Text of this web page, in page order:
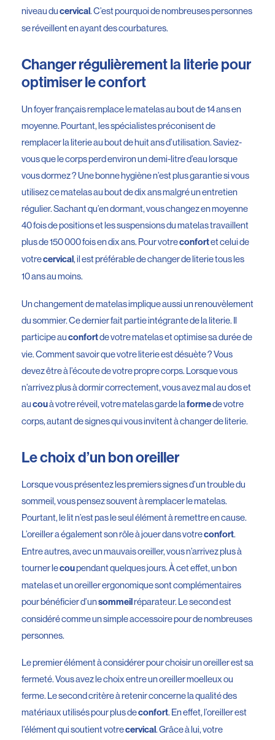
niveau ducervical. C’est pourquoi de nombreuses personnes
se réveillent en ayant des courbatures.
Changer régulièrement la literie pour
optimiser le confort
Un foyer français remplace le matelas au bout de 14 ans en
moyenne. Pourtant, les spécialistes préconisent de
remplacer la literie au bout de huit ans d’utilisation. Saviez-
vous que le corps perd environ un demi-litre d’eau lorsque
vous dormez ? Une bonne hygiène n’est plus garantie si vous
utilisez ce matelas au bout de dix ans malgré un entretien
régulier. Sachant qu’en dormant, vous changez en moyenne
40 fois de positions et les suspensions du matelas travaillent
plus de 150 000 fois en dix ans. Pour votreconfortet celui de
votrecervical, il est préférable de changer de literie tous les
10 ans au moins.
Un changement de matelas implique aussi un renouvèlement
du sommier. Ce dernier fait partie intégrante de la literie. Il
participe auconfortde votre matelas et optimise sa durée de
vie. Comment savoir que votre literie est désuète ? Vous
devez être à l’écoute de votre propre corps. Lorsque vous
n’arrivez plus à dormir correctement, vous avez mal au dos et
aucouà votre réveil, votre matelas garde laformede votre
corps, autant de signes qui vous invitent à changer de literie.
Le choix d’un bon oreiller
Lorsque vous présentez les premiers signes d’un trouble du
sommeil, vous pensez souvent à remplacer le matelas.
Pourtant, le lit n’est pas le seul élément à remettre en cause.
L’oreiller a également son rôle à jouer dans votreconfort.
Entre autres, avec un mauvais oreiller, vous n’arrivez plus à
tourner lecoupendant quelques jours. À cet effet, un bon
matelas et un oreiller ergonomique sont complémentaires
pour bénéficier d’unsommeilréparateur. Le second est
considéré comme un simple accessoire pour de nombreuses
personnes.
Le premier élément à considérer pour choisir un oreiller est sa
fermeté. Vous avez le choix entre un oreiller moelleux ou
ferme. Le second critère à retenir concerne la qualité des
matériaux utilisés pour plus deconfort. En effet, l’oreiller est
l’élément qui soutient votrecervical. Grâce à lui, votre